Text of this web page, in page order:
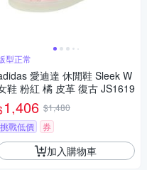
型正常
愛迪達 休閒鞋 Sleek W
鞋 粉紅 橘 皮革 復古 JS1619
1,406 $1,480
挑戰低價
券
加入購物車